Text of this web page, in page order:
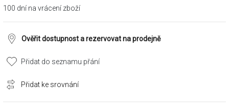
100 dní na vrácení zboží
Ověřit dostupnost a rezervovat na prodejně
Přidat do seznamu přání
Přidat ke srovnání